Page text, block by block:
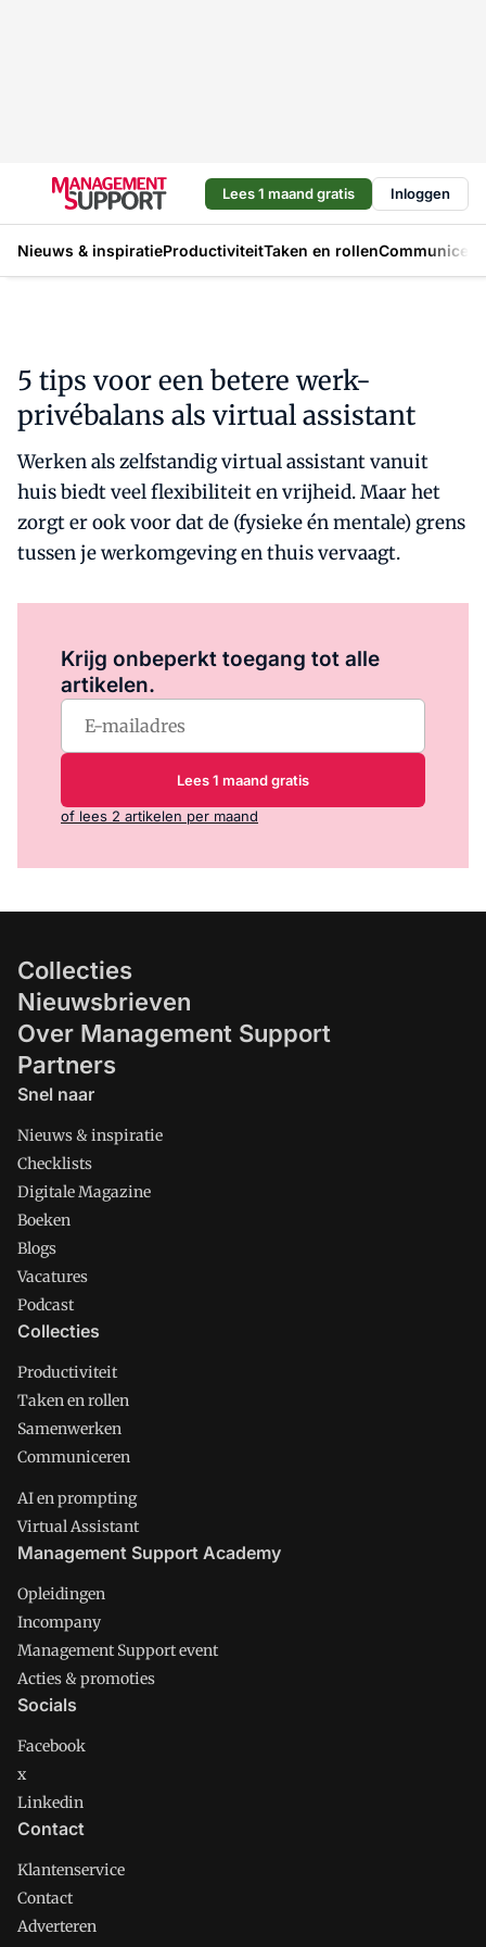
Lees 1 maand gratis Inloggen
Nieuws & inspiratieProductiviteitTaken en rollen
5 tips voor een betere werk-
privébalans als virtual assistant
Werken als zelfstandig virtual assistant vanuit
huis biedt veel flexibiliteit en vrijheid. Maar het
zorgt er ook voor dat de (fysieke én mentale) grens
tussen je werkomgeving en thuis vervaagt.
Krijg onbeperkt toegang tot alle
artikelen.
Lees 1 maand gratis
of lees 2 artikelen per maand
Collecties
Nieuwsbrieven
Over Management Support
Partners
Snel naar
Nieuws & inspiratie
Checklists
Digitale Magazine
Boeken
Blogs
Vacatures
Podcast
Collecties
Productiviteit
Taken en rollen
Samenwerken
Communiceren
AI en prompting
Virtual Assistant
Management Support Academy
Opleidingen
Incompany
Management Support event
Acties & promoties
Socials
Facebook
x
Linkedin
Contact
Klantenservice
Contact
Adverteren